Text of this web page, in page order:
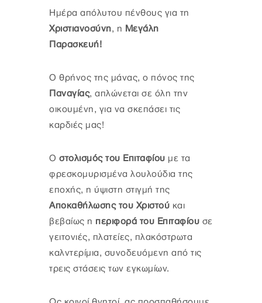
Ημέρα απόλυτου πένθους για τη
Χριστιανοσύνη, η Μεγάλη
Παρασκευή!
Ο θρήνος της μάνας, ο πόνος της
Παναγίας, απλώνεται σε όλη την
οικουμένη, για να σκεπάσει τις
καρδιές μας!
Ο στολισμός του Επιταφίου με τα
φρεσκομυρισμένα λουλούδια της
εποχής, η ύψιστη στιγμή της
Αποκαθήλωσης του Χριστού και
βεβαίως η περιφορά του Επιταφίου σε
γειτονιές, πλατείες, πλακόστρωτα
καλντερίμια, συνοδευόμενη από τις
τρεις στάσεις των εγκωμίων.